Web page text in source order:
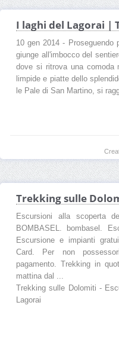
I laghi del Lagorai |
10 gen 2014 -
giunge all'imbocco del
dove si ritrova una comoda
limpide e piatte dello
le Pale di San Martino, si
Trekking sulle
Escursioni alla scoperta
BOMBASEL. bombasel.
Escursione e impianti
Card. Per non
pagamento. Trekking in
mattina dal ...
Trekking sulle Dolomiti -
Lagorai